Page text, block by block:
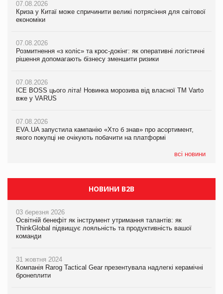
07.08.2026
Криза у Китаї може спричинити великі потрясіння для світової
економіки
07.08.2026
Розмитнення «з коліс» та крос-докінг: як оперативні логістичні
рішення допомагають бізнесу зменшити ризики
07.08.2026
ICE BOSS цього літа! Новинка морозива від власної ТМ Varto
вже у VARUS
07.08.2026
EVA.UA запустила кампанію «Хто б знав» про асортимент,
якого покупці не очікують побачити на платформі
всі новини
07.08.2026
Криза у Китаї може спричинити великі потрясіння для світової
економіки
07.08.2026
Kraft Heinz скоротила збиток у першому півріччі
Продажі Hugo Boss впали на 9%
07.08.2026
Криза у Китаї може спричинити великі потрясіння для світової
економіки
07.08.2026
Kraft Heinz скоротила збиток у першому півріччі
Продажі Hugo Boss впали на 9%
НОВИНИ B2B
03 березня 2026
Освітній бенефіт як інструмент утримання талантів: як
ThinkGlobal підвищує лояльність та продуктивність вашої
команди
31 жовтня 2024
Компанія Rarog Tactical Gear презентувала надлегкі керамічні
бронеплити